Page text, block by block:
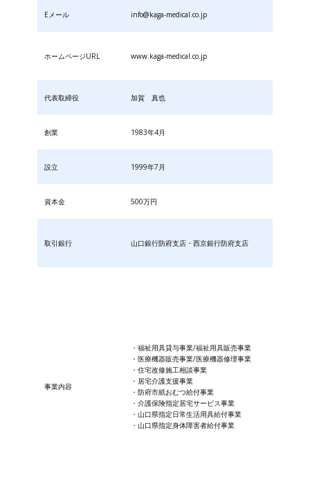
Eメール info@kaga-medical.co.jp
ホームページURL www.kaga-medical.co.jp
代表取締役 加賀 真也
創業 1983年4月
設立 1999年7月
資本金 500万円
取引銀行 山口銀行防府支店・西京銀行防府支店
事業内容
・福祉用具貸与事業/福祉用具販売事業
・医療機器販売事業/医療機器修理事業
・住宅改修施工相談事業
・居宅介護支援事業
・防府市紙おむつ給付事業
・​介護保険指定居宅サービス事業
・山口県指定日常生活用具給付事業
・山口県指定身体障害者給付事業